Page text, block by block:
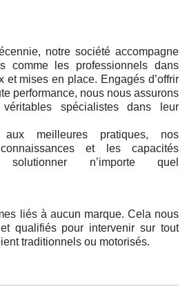
notre société accompagne
comme les professionnels dans
et mises en place. Engagés d’offrir
performance, nous nous assurons
spécialistes dans leur
meilleures pratiques, nos
et les capacités
n’importe quel
liés à aucun marque. Cela nous
qualifiés pour intervenir sur tout
traditionnels ou motorisés.